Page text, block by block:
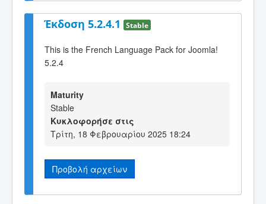
Έκδοση 5.2.4.1 Stable
This is the French Language Pack for Joomla!
5.2.4
Maturity
Stable
Κυκλοφορήσε στις
Τρίτη, 18 Φεβρουαρίου 2025 18:24
Προβολή αρχείων